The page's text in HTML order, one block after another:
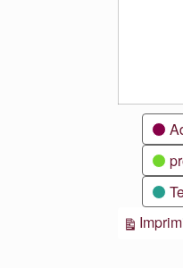
Categorías